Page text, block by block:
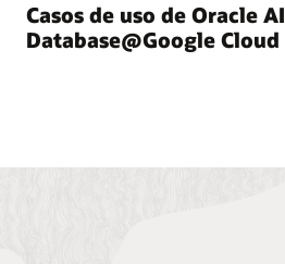
Engine
y
una
Casos de uso de Oracle AI
Database@Google Cloud